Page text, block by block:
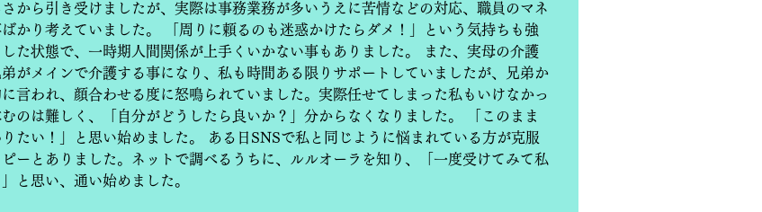
から引き受けましたが、実際は事務業務が多いうえに苦情などの対応、職員のマネ
かり考えていました。 「周りに頼るのも迷惑かけたらダメ！」という気持ちも強
た状態で、一時期人間関係が上手くいかない事もありました。 また、実母の介護
がメインで介護する事になり、私も時間ある限りサポートしていましたが、兄弟か
言われ、顔合わせる度に怒鳴られていました。実際任せてしまった私もいけなかっ
のは難しく、「自分がどうしたら良いか？」分からなくなりました。 「このまま
たい！」と思い始めました。 ある日SNSで私と同じように悩まれている方が克服
ーとありました。ネットで調べるうちに、ルルオーラを知り、「一度受けてみて私
と思い、通い始めました。